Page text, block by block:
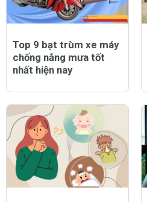
Top 9 bạt trùm xe máy
chống nắng mưa tốt
nhất hiện nay